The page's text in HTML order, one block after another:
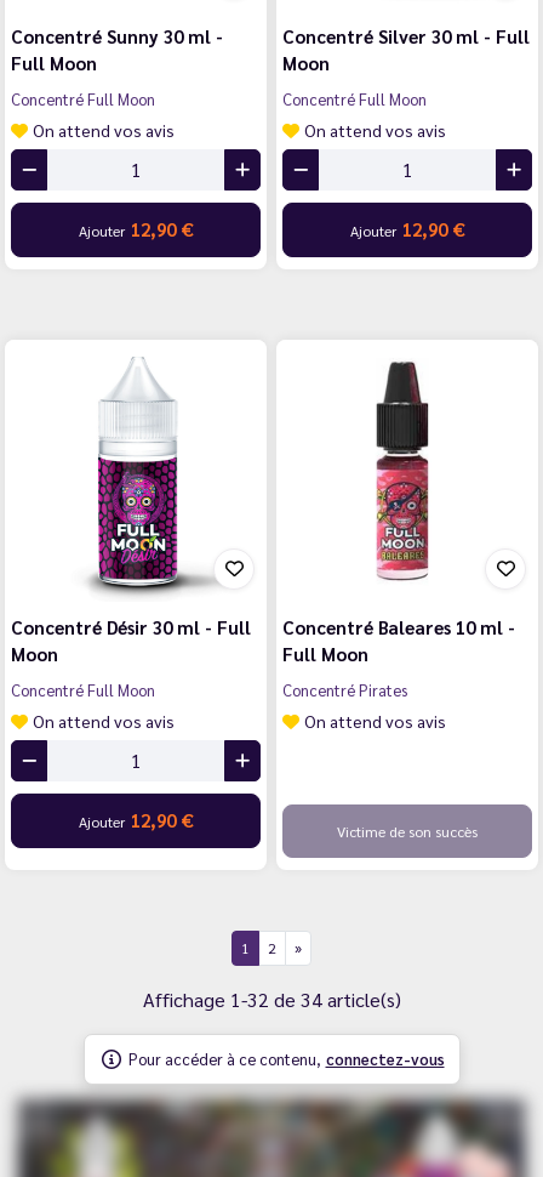
Concentré Sunny 30 ml -
Full Moon
Concentré Full Moon
On attend vos avis
Ajouter 12,90 €
Concentré Silver 30 ml - Full
Moon
Concentré Full Moon
On attend vos avis
Ajouter 12,90 €
Concentré Désir 30 ml - Full
Moon
Concentré Full Moon
On attend vos avis
Ajouter 12,90 €
Concentré Baleares 10 ml -
Full Moon
Concentré Pirates
On attend vos avis
Victime de son succès
1 2
Affichage 1-32 de 34 article(s)
Pour accéder à ce contenu, connectez-vous